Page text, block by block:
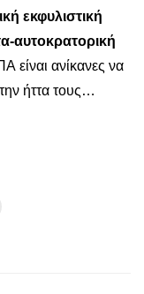
εκφυλιστική
αυτοκρατορική
είναι ανίκανες να
ήττα τους…